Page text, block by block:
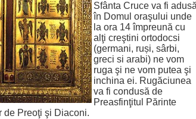
Sfânta Cruce va fi
în Domul oraşului unde
la ora 14 împreună cu
alţi creştini ortodocsi
(germani, ruși, sârbi,
greci si arabi) ne vom
ruga şi ne vom putea şi
inchina ei. Rugăciunea
va fi condusă de
Preasfinţitul Părinte
de Preoţi şi Diaconi.